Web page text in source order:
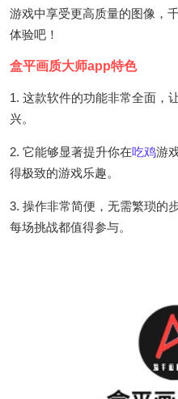
游戏中享受更高质量的图像，
体验吧！
盒平画质大师app特色
1. 这款软件的功能非常全面，
兴。
2. 它能够显著提升你在吃鸡游
得极致的游戏乐趣。
3. 操作非常简便，无需繁琐的
每场挑战都值得参与。